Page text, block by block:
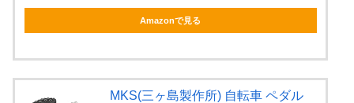
Amazonで見る
MKS(三ヶ島製作所) 自転車 ペダル